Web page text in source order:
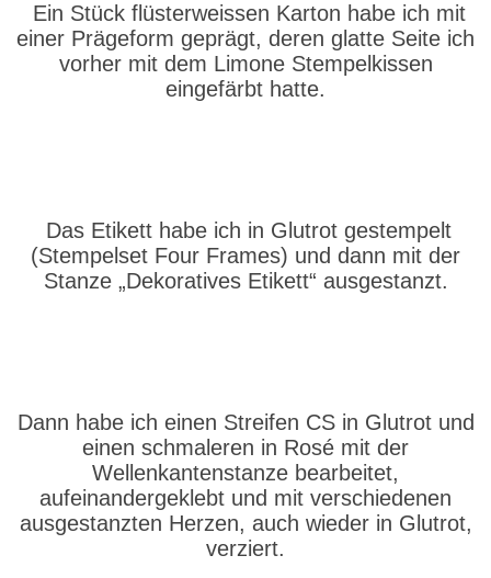
Ein Stück flüsterweissen Karton habe ich mit
einer Prägeform geprägt, deren glatte Seite ich
vorher mit dem Limone Stempelkissen
eingefärbt hatte.
Das Etikett habe ich in Glutrot gestempelt
(Stempelset Four Frames) und dann mit der
Stanze „Dekoratives Etikett“ ausgestanzt.
Dann habe ich einen Streifen CS in Glutrot und
einen schmaleren in Rosé mit der
Wellenkantenstanze bearbeitet,
aufeinandergeklebt und mit verschiedenen
ausgestanzten Herzen, auch wieder in Glutrot,
verziert.